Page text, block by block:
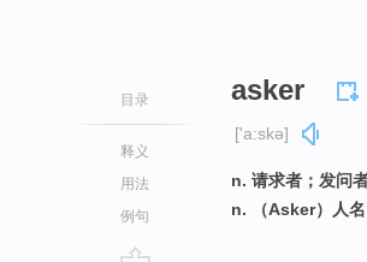
目录
释义
用法
例句
asker
['a:skə]
n. 请求者；发问
n. （Asker）人